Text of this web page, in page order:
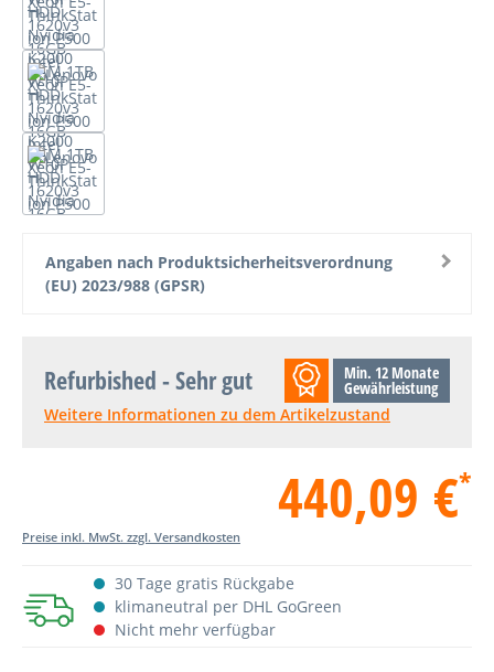
Angaben nach Produktsicherheitsverordnung
(EU) 2023/988 (GPSR)
Refurbished - Sehr gut Min. 12 Monate
Gewährleistung
Weitere Informationen zu dem Artikelzustand
440,09 €*
Preise inkl. MwSt. zzgl. Versandkosten
30 Tage gratis Rückgabe
klimaneutral per DHL GoGreen
Nicht mehr verfügbar